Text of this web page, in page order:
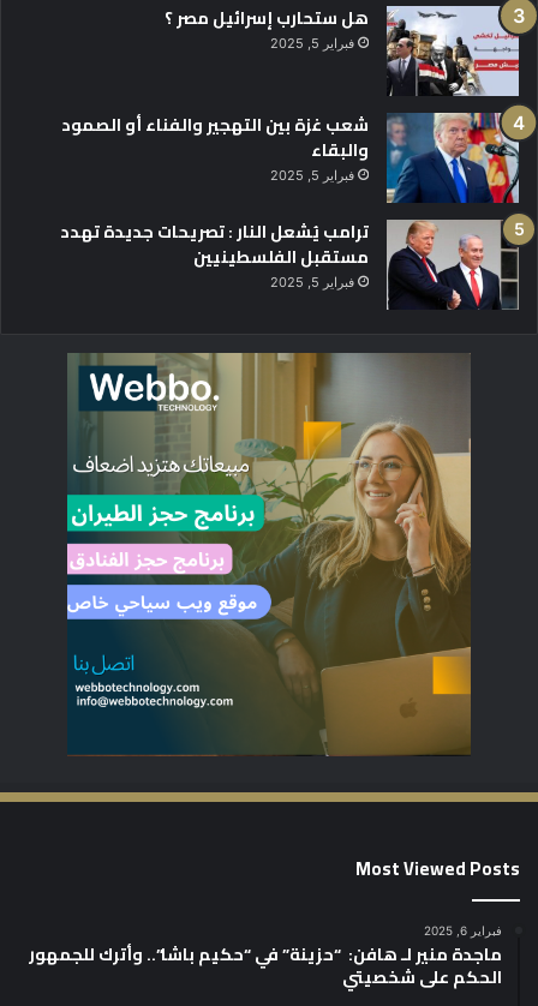
هل ستحارب إسرائيل مصر ؟
فبراير 5, 2025
شعب غزة بين التهجير والفناء أو الصمود
والبقاء
فبراير 5, 2025
ترامب يُشعل النار : تصريحات جديدة تهدد
مستقبل الفلسطينيين
فبراير 5, 2025
Most Viewed Posts
فبراير 6, 2025
ماجدة منير لـ هافن: “حزينة” في “حكيم باشا”.. وأترك للجمهور
الحكم على شخصيتي